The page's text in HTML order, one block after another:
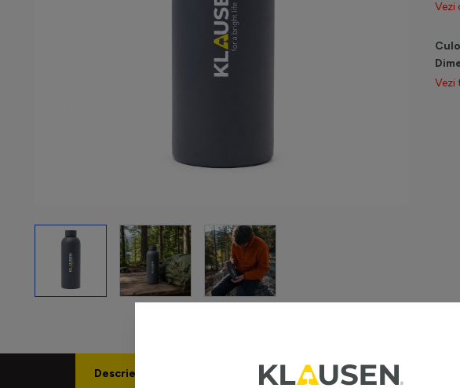
View larger imageView larger image View larger image
Vezi
Vezi
Descriere